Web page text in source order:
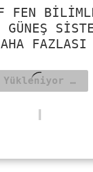
FEN
FAZLASI